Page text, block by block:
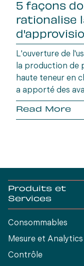
5 façons
rationalise
supports
L'ouverture de
la production de
haute teneur en
a apporté des
en termes de
améliorée et de
Read More
Produits et
Services
Consommables
Mesure et Analytics
Contrôle